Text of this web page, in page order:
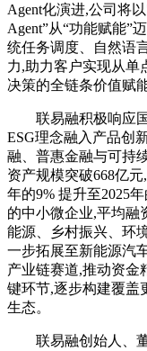
Agent化演进,公司将
Agent”从“功能赋能”
统任务调度、自然语
力,助力客户实现从单
决策的全链条价值赋能
联易融积极响应
ESG理念融入产品创
融、普惠金融与可持
资产规模突破668亿
年的9% 提升至2025
的中小微企业,平均融
能源、乡村振兴、环
一步拓展至新能源汽
产业链赛道,推动资金
键环节,逐步构建覆盖
生态。
联易融创始人、